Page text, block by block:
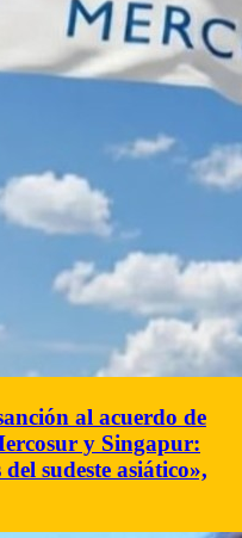
al acuerdo de
y Singapur:
sudeste asiático»,